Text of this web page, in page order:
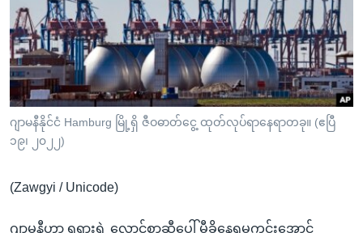
ညွန်း
စာမျက်နှာ
သို့
ကျော်
ကြည့်
ရန်
ရန်
သုတပဒေသာ အင်္ဂလိပ်စာ
Learning English
ဗွီအိုအေ လူမှုကွန်ယက်များ
ဂျာမနီနိုင်ငံ Hamburg မြို့ရှိ ဇီဝဓာတ်ငွေ့ ထုတ်လုပ်ရာနေရာတခု။ (ဧပြီ
၁၉၊ ၂၀၂၂)
(Zawgyi / Unicode)
ဂျာမနီဟာ ရုရှားရဲ့ လောင်စာဆီပေါ် မှီခိုနေရမှုကင်းအောင်